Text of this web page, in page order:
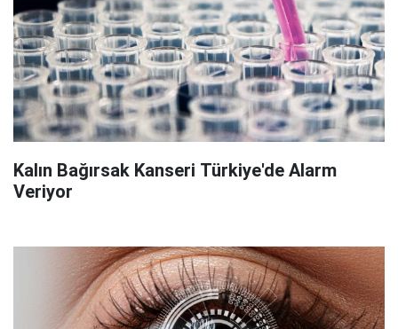
Kalın Bağırsak Kanseri Türkiye'de Alarm
Veriyor